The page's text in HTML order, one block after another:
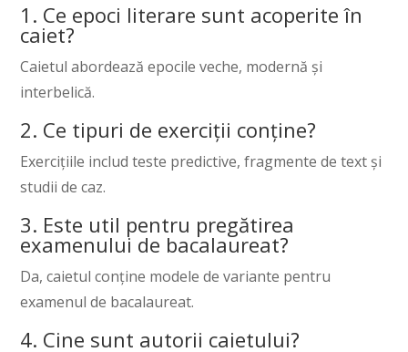
1. Ce epoci literare sunt acoperite în
caiet?
Caietul abordează epocile veche, modernă și
interbelică.
2. Ce tipuri de exerciții conține?
Exercițiile includ teste predictive, fragmente de text și
studii de caz.
3. Este util pentru pregătirea
examenului de bacalaureat?
Da, caietul conține modele de variante pentru
examenul de bacalaureat.
4. Cine sunt autorii caietului?